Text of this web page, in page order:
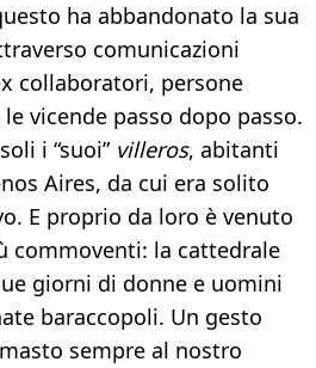
ha abbandonato la sua
comunicazioni
collaboratori, persone
vicende passo dopo passo.
i “suoi” villeros, abitanti
Aires, da cui era solito
E proprio da loro è venuto
commoventi: la cattedrale
giorni di donne e uomini
baraccopoli. Un gesto
sempre al nostro